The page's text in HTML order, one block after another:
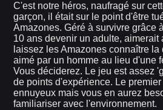
C'est notre héros, naufragé sur
garçon, il était sur le point d'être
Amazones. Géré à survivre grâce
10 ans devenir un adulte, aimerait
laissez les Amazones connaître la
aimé par un homme au lieu d'une
Vous déciderez. Le jeu est assez
de points d'expérience. Le
ennuyeux mais vous en aurez
familiariser avec l'environnement.